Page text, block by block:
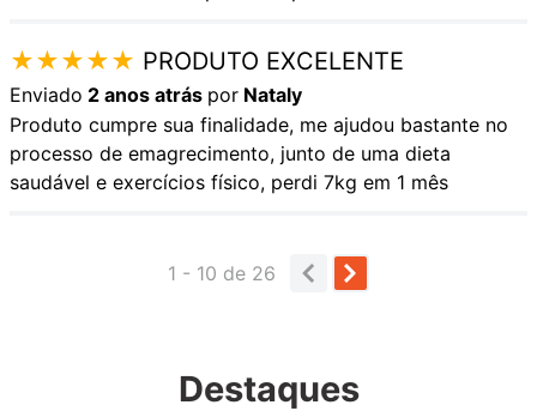
★★★★★ PRODUTO EXCELENTE
Enviado 2 anos atrás por Nataly
Produto cumpre sua finalidade, me ajudou bastante no
processo de emagrecimento, junto de uma dieta
saudável e exercícios físico, perdi 7kg em 1 mês
1 - 10 de 26
Destaques